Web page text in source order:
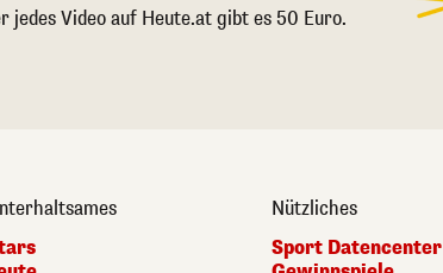
jedes Video auf Heute.at gibt es 50 Euro.
Nützliches
Sport Datencenter